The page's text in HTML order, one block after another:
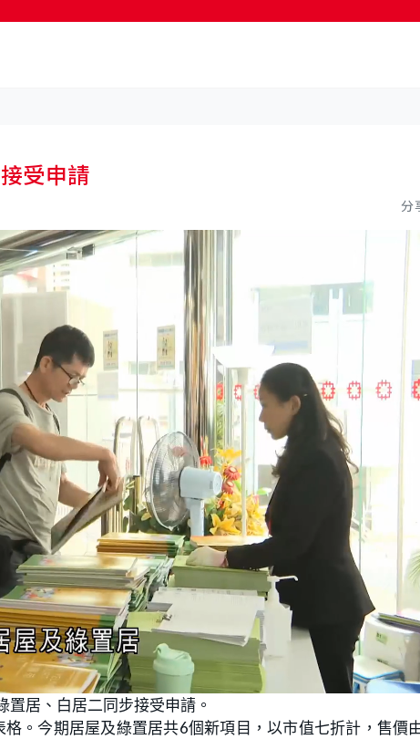
受申請
分
置居、白居二同步接受申請。
。今期居屋及綠置居共6個新項目，以市值七折計，售價